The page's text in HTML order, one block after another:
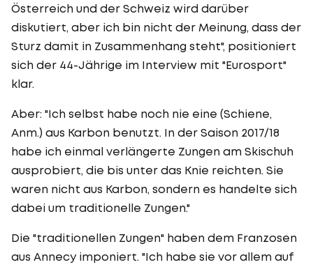
Österreich und der Schweiz wird darüber
diskutiert, aber ich bin nicht der Meinung, dass der
Sturz damit in Zusammenhang steht", positioniert
sich der 44-Jährige im Interview mit "Eurosport"
klar.
Aber: "Ich selbst habe noch nie eine (Schiene,
Anm.) aus Karbon benutzt. In der Saison 2017/18
habe ich einmal verlängerte Zungen am Skischuh
ausprobiert, die bis unter das Knie reichten. Sie
waren nicht aus Karbon, sondern es handelte sich
dabei um traditionelle Zungen."
Die "traditionellen Zungen" haben dem Franzosen
aus Annecy imponiert. "Ich habe sie vor allem auf